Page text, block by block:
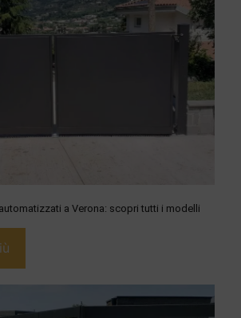
a Verona: scopri tutti i modelli